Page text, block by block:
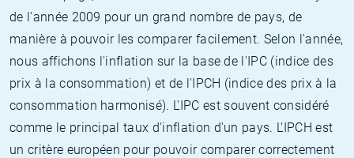
de l'année 2009 pour un grand nombre de pays, de
manière à pouvoir les comparer facilement. Selon l'année,
nous affichons l'inflation sur la base de l'IPC (indice des
prix à la consommation) et de l'IPCH (indice des prix à la
consommation harmonisé). L'IPC est souvent considéré
comme le principal taux d'inflation d'un pays. L'IPCH est
un critère européen pour pouvoir comparer correctement